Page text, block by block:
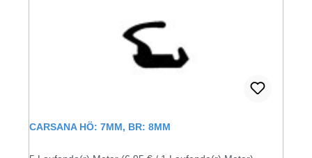
CARSANA HÖ: 7MM, BR: 8MM